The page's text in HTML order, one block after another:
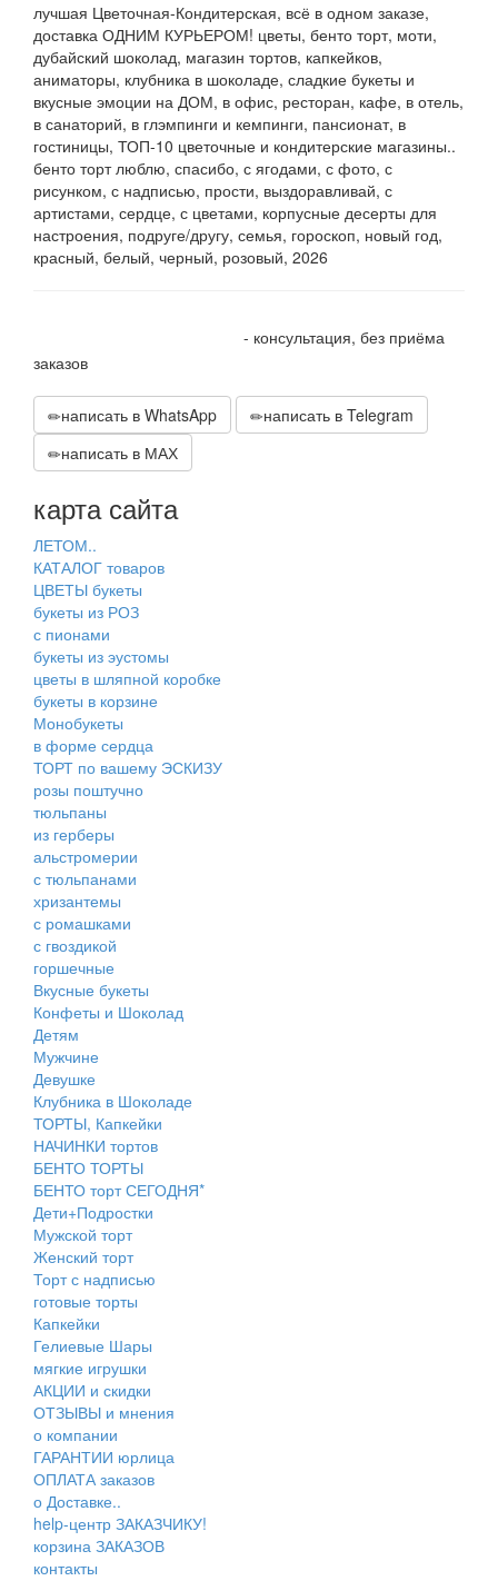
лучшая Цветочная-Кондитерская, всё в одном заказе,
доставка ОДНИМ КУРЬЕРОМ! цветы, бенто торт, моти,
дубайский шоколад, магазин тортов, капкейков,
аниматоры, клубника в шоколаде, сладкие букеты и
вкусные эмоции на ДОМ, в офис, ресторан, кафе, в отель,
в санаторий, в глэмпинги и кемпинги, пансионат, в
гостиницы, ТОП-10 цветочные и кондитерские магазины..
бенто торт люблю, спасибо, с ягодами, с фото, с
рисунком, с надписью, прости, выздоравливай, с
артистами, сердце, с цветами, корпусные десерты для
настроения, подруге/другу, семья, гороскоп, новый год,
красный, белый, черный, розовый, 2026
- консультация, без приёма
заказов
написать в WhatsApp
написать в Telegram
написать в МАХ
карта сайта
ЛЕТОМ..
КАТАЛОГ товаров
ЦВЕТЫ букеты
букеты из РОЗ
с пионами
букеты из эустомы
цветы в шляпной коробке
букеты в корзине
Монобукеты
в форме сердца
ТОРТ по вашему ЭСКИЗУ
розы поштучно
тюльпаны
из герберы
альстромерии
с тюльпанами
хризантемы
с ромашками
с гвоздикой
горшечные
Вкусные букеты
Конфеты и Шоколад
Детям
Мужчине
Девушке
Клубника в Шоколаде
ТОРТЫ, Капкейки
НАЧИНКИ тортов
БЕНТО ТОРТЫ
БЕНТО торт СЕГОДНЯ*
Дети+Подростки
Мужской торт
Женский торт
Торт с надписью
готовые торты
Капкейки
Гелиевые Шары
мягкие игрушки
АКЦИИ и скидки
ОТЗЫВЫ и мнения
о компании
ГАРАНТИИ юрлица
ОПЛАТА заказов
о Доставке..
help-центр ЗАКАЗЧИКУ!
корзина ЗАКАЗОВ
контакты